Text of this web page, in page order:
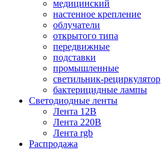
медицинский
настенное крепление
облучатели
открытого типа
передвижные
подставки
промышленные
светильник-рециркулятор
бактерицидные лампы
Светодиодные ленты
Лента 12В
Лента 220В
Лента rgb
Распродажа